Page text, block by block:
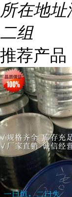
所在地址
二组
推荐产品